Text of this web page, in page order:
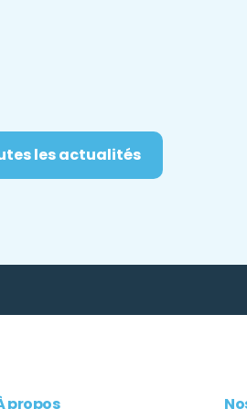
les actualités
propos